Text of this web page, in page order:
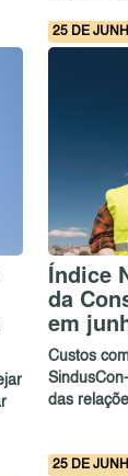
25 DE
Índice
da
em
Custos
das
25 DE